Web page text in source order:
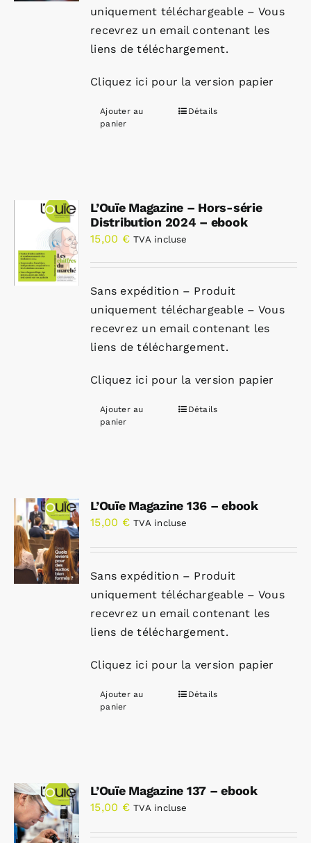
uniquement téléchargeable – Vous
recevrez un email contenant les
liens de téléchargement.
Cliquez ici pour la version papier
Ajouter au
panier
Détails
L’Ouïe Magazine – Hors-série
Distribution 2024 – ebook
15,00 € TVA incluse
Sans expédition – Produit
uniquement téléchargeable – Vous
recevrez un email contenant les
liens de téléchargement.
Cliquez ici pour la version papier
Ajouter au
panier
Détails
L’Ouïe Magazine 136 – ebook
15,00 € TVA incluse
Sans expédition – Produit
uniquement téléchargeable – Vous
recevrez un email contenant les
liens de téléchargement.
Cliquez ici pour la version papier
Ajouter au
panier
Détails
L’Ouïe Magazine 137 – ebook
15,00 € TVA incluse